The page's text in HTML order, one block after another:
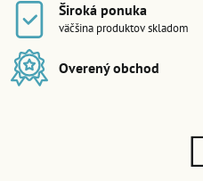
Široká ponuka
väčšina produktov skladom
Overený obchod